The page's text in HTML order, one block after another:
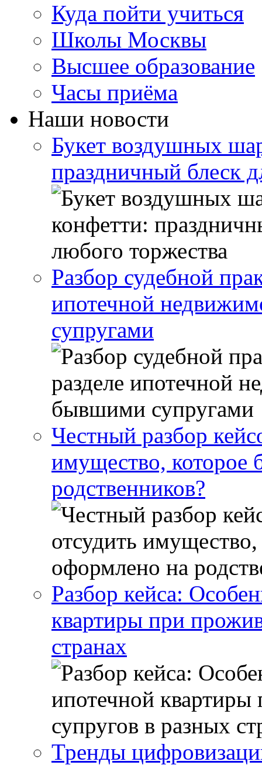
Куда пойти учиться
Школы Москвы
Высшее образование
Часы приёма
Наши новости
Букет воздушных
праздничный блеск
Разбор судебной
ипотечной
супругами
Честный разбор
имущество, которое
родственников?
Разбор кейса:
квартиры при
странах
Тренды